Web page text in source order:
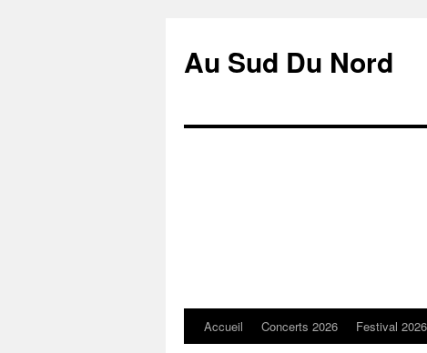
Au Sud Du Nord
Aller
Accueil Concerts 2026 Festival 2026